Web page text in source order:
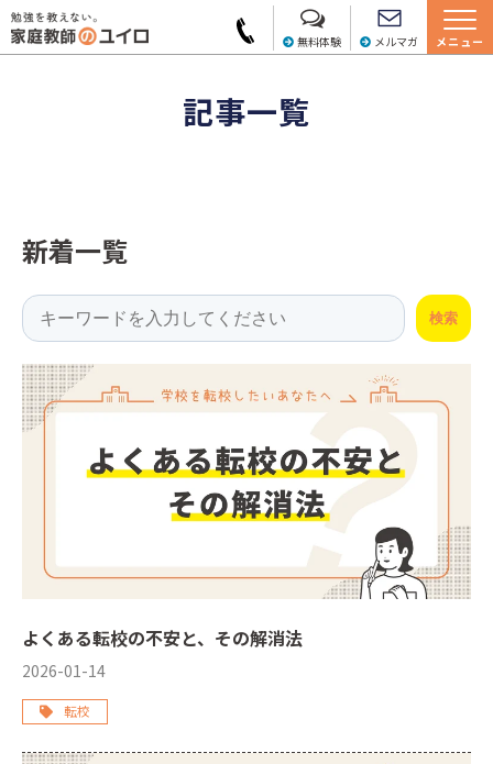
無料体験 メルマガ メニュー
記事一覧
新着一覧
This is a search field with an auto-suggest feature attached.
検索
There are no suggestions because the search field is empty.
よくある転校の不安と、その解消法
2026-01-14
転校